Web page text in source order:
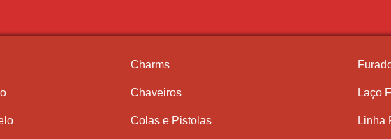
Charms
Chaveiros
Colas e Pistolas
Laço
Linha